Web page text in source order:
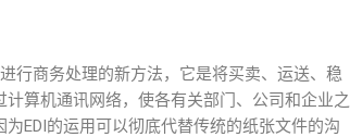
行商务处理的新方法，它是将买卖、运送、稳
算机通讯网络，使各有关部门、公司和企业之
EDI的运用可以彻底代替传统的纸张文件的沟